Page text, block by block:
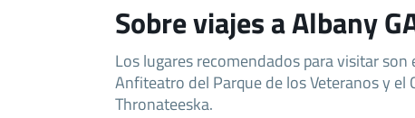
Sobre viajes a Albany
Los lugares recomendados para visitar son
Anfiteatro del Parque de los Veteranos y
Thronateeska.